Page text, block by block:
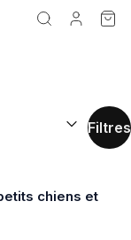
RÉSULTATS
Filtres
chiens et